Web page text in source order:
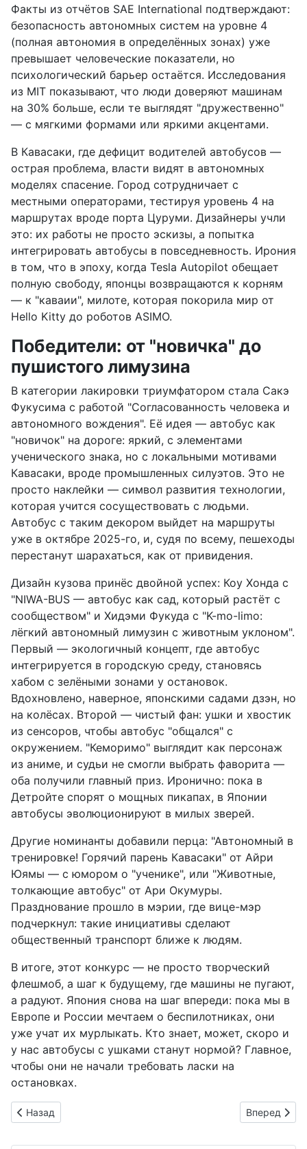
Факты из отчётов SAE International подтверждают:
безопасность автономных систем на уровне 4
(полная автономия в определённых зонах) уже
превышает человеческие показатели, но
психологический барьер остаётся. Исследования
из MIT показывают, что люди доверяют машинам
на 30% больше, если те выглядят "дружественно"
— с мягкими формами или яркими акцентами.
В Кавасаки, где дефицит водителей автобусов —
острая проблема, власти видят в автономных
моделях спасение. Город сотрудничает с
местными операторами, тестируя уровень 4 на
маршрутах вроде порта Цуруми. Дизайнеры учли
это: их работы не просто эскизы, а попытка
интегрировать автобусы в повседневность. Ирония
в том, что в эпоху, когда Tesla Autopilot обещает
полную свободу, японцы возвращаются к корням
— к "каваии", милоте, которая покорила мир от
Hello Kitty до роботов ASIMO.
Победители: от "новичка" до
пушистого лимузина
В категории лакировки триумфатором стала Сакэ
Фукусима с работой "Согласованность человека и
автономного вождения". Её идея — автобус как
"новичок" на дороге: яркий, с элементами
ученического знака, но с локальными мотивами
Кавасаки, вроде промышленных силуэтов. Это не
просто наклейки — символ развития технологии,
которая учится сосуществовать с людьми.
Автобус с таким декором выйдет на маршруты
уже в октябре 2025-го, и, судя по всему, пешеходы
перестанут шарахаться, как от привидения.
Дизайн кузова принёс двойной успех: Коу Хонда с
"NIWA-BUS — автобус как сад, который растёт с
сообществом" и Хидэми Фукуда с "K-mo-limo:
лёгкий автономный лимузин с животным уклоном".
Первый — экологичный концепт, где автобус
интегрируется в городскую среду, становясь
хабом с зелёными зонами у остановок.
Вдохновлено, наверное, японскими садами дзэн, но
на колёсах. Второй — чистый фан: ушки и хвостик
из сенсоров, чтобы автобус "общался" с
окружением. "Кеморимо" выглядит как персонаж
из аниме, и судьи не смогли выбрать фаворита —
оба получили главный приз. Иронично: пока в
Детройте спорят о мощных пикапах, в Японии
автобусы эволюционируют в милых зверей.
Другие номинанты добавили перца: "Автономный в
тренировке! Горячий парень Кавасаки" от Айри
Юямы — с юмором о "ученике", или "Животные,
толкающие автобус" от Ари Окумуры.
Празднование прошло в мэрии, где вице-мэр
подчеркнул: такие инициативы сделают
общественный транспорт ближе к людям.
В итоге, этот конкурс — не просто творческий
флешмоб, а шаг к будущему, где машины не пугают,
а радуют. Япония снова на шаг впереди: пока мы в
Европе и России мечтаем о беспилотниках, они
уже учат их мурлыкать. Кто знает, может, скоро и
у нас автобусы с ушками станут нормой? Главное,
чтобы они не начали требовать ласки на
остановках.
Предыдущий: Осака-Кансай Экспо-2025: Триумф
Назад Следующий:
Вперед